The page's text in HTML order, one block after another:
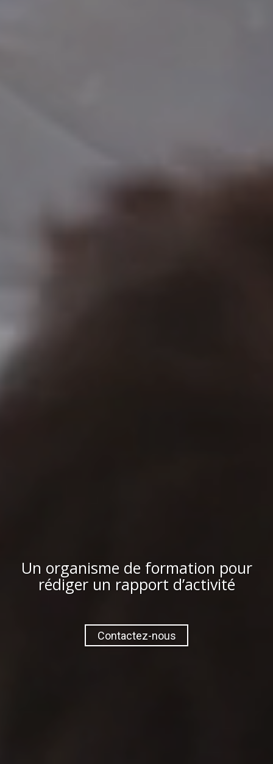
Un organisme de formation pour
rédiger un rapport d’activité
Contactez-nous